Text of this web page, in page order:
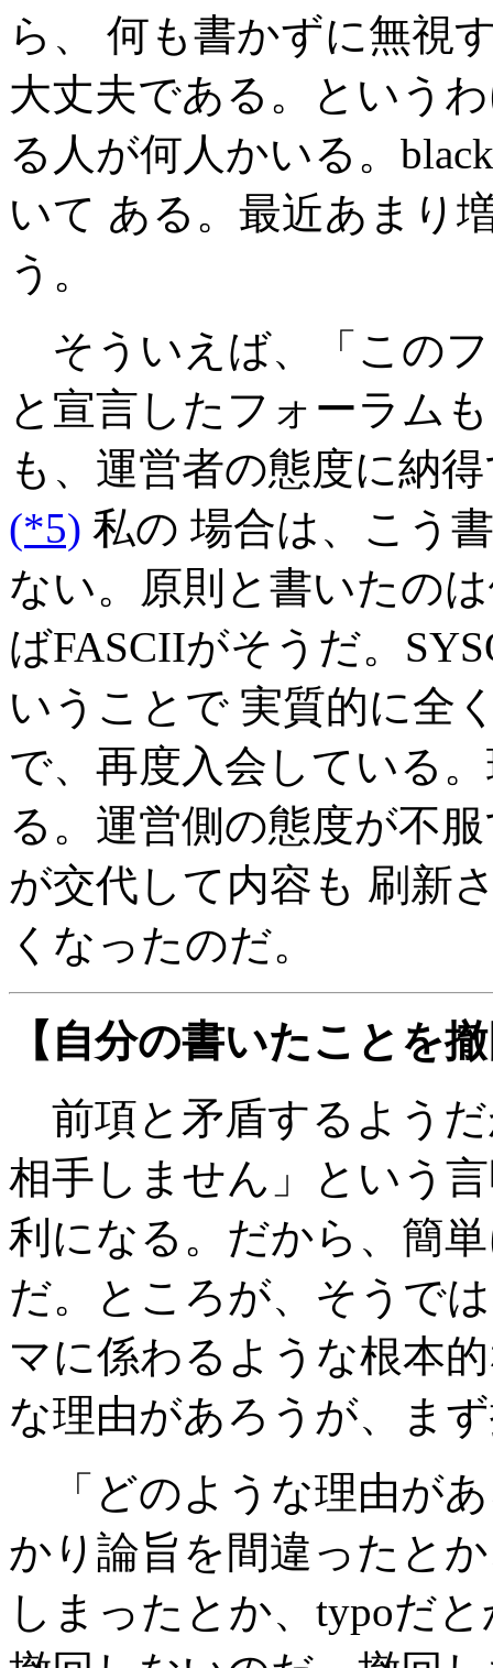
ら、 何も書かずに無視
大丈夫である。という
る人が何人かいる。
いて ある。最近あまり
う。
そういえば、「この
と宣言したフォーラム
も、運営者の態度に納
(*5) 私の 場合は、こう
ない。原則と書いたの
ばFASCIIがそうだ。
いうことで 実質的に全
で、再度入会している
る。運営側の態度が不
が交代して内容も 刷新
くなったのだ。
【自分の書いたことを
前項と矛盾するよう
相手しません」という
利になる。だから、簡
だ。ところが、そうで
マに係わるような根本
な理由があろうが、ま
「どのような理由が
かり論旨を間違ったと
しまったとか、typoだ